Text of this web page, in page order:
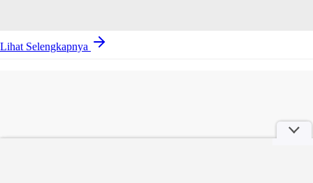
Lihat Selengkapnya